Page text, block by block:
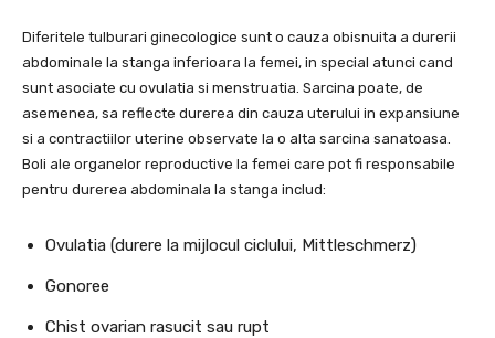
Diferitele tulburari ginecologice sunt o cauza obisnuita a durerii
abdominale la stanga inferioara la femei, in special atunci cand
sunt asociate cu ovulatia si menstruatia. Sarcina poate, de
asemenea, sa reflecte durerea din cauza uterului in expansiune
si a contractiilor uterine observate la o alta sarcina sanatoasa.
Boli ale organelor reproductive la femei care pot fi responsabile
pentru durerea abdominala la stanga includ:
Ovulatia (durere la mijlocul ciclului, Mittleschmerz)
Gonoree
Chist ovarian rasucit sau rupt